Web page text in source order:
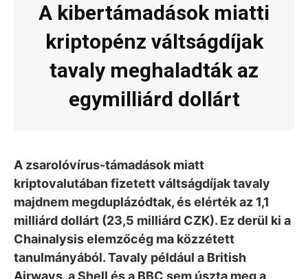
A kibertámadások miatti
kriptopénz váltságdíjak
tavaly meghaladták az
egymilliárd dollárt
A zsarolóvírus-támadások miatt
kriptovalutában fizetett váltságdíjak tavaly
majdnem megduplázódtak, és elérték az 1,1
milliárd dollárt (23,5 milliárd CZK). Ez derül ki a
Chainalysis elemzőcég ma közzétett
tanulmányából. Tavaly például a British
Airways, a Shell és a BBC sem úszta meg a